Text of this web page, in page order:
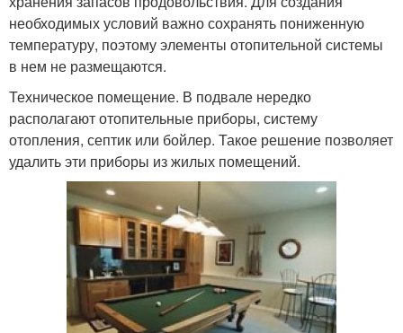
необходимых условий важно сохранять пониженную
температуру, поэтому элементы отопительной системы
в нем не размещаются.
Техническое помещение. В подвале нередко
располагают отопительные приборы, систему
отопления, септик или бойлер. Такое решение позволяет
удалить эти приборы из жилых помещений.